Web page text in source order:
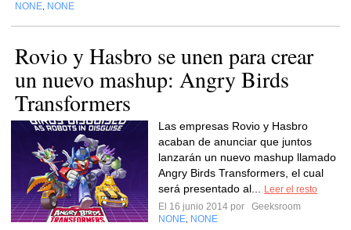
NONE NONE
Rovio y Hasbro se unen para crear
un nuevo mashup: Angry Birds
Transformers
Las empresas Rovio y Hasbro
acaban de anunciar que juntos
lanzarán un nuevo mashup llamado
Angry Birds Transformers, el cual
será presentado al...
Leer el resto
El 16 junio 2014 por
Geeksroom
NONE NONE